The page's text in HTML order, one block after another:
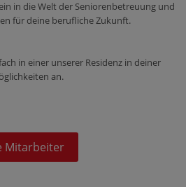
in die Welt der Seniorenbetreuung und
für deine berufliche Zukunft.
in einer unserer Residenz in deiner
an.
Mitarbeiter